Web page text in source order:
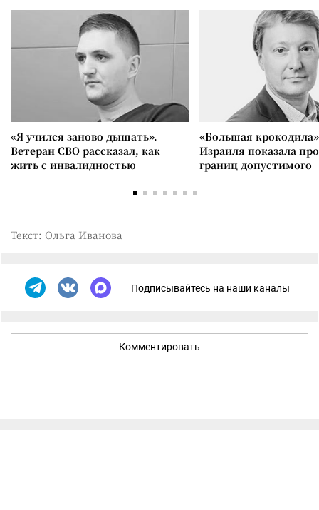
«Я учился заново дышать».
Ветеран СВО рассказал, как
жить с инвалидностью
«Большая
Израиля показала
границ допустимого
Текст: Ольга Иванова
Подписывайтесь на наши каналы
Комментировать